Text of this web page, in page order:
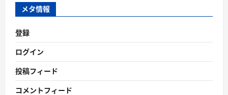
ブ
メタ情報
登録
ログイン
投稿フィード
コメントフィード